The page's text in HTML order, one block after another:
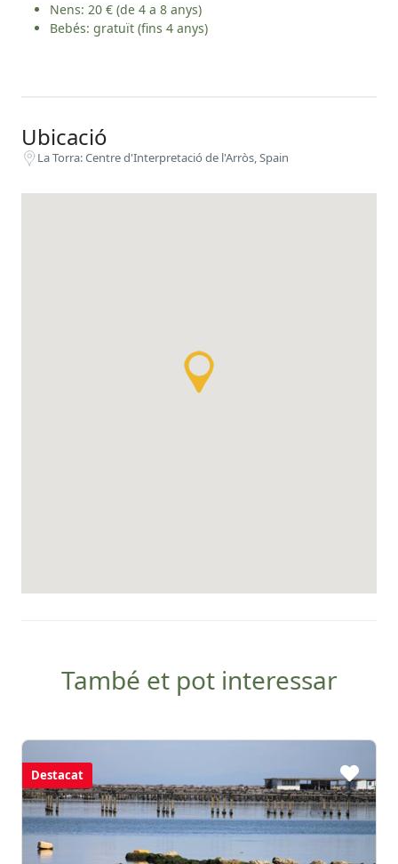
Nens: 20 € (de 4 a 8 anys)
Bebés: gratuït (fins 4 anys)
Ubicació
La Torra: Centre d'Interpretació de l'Arròs, Spain
També et pot interessar
Destacat